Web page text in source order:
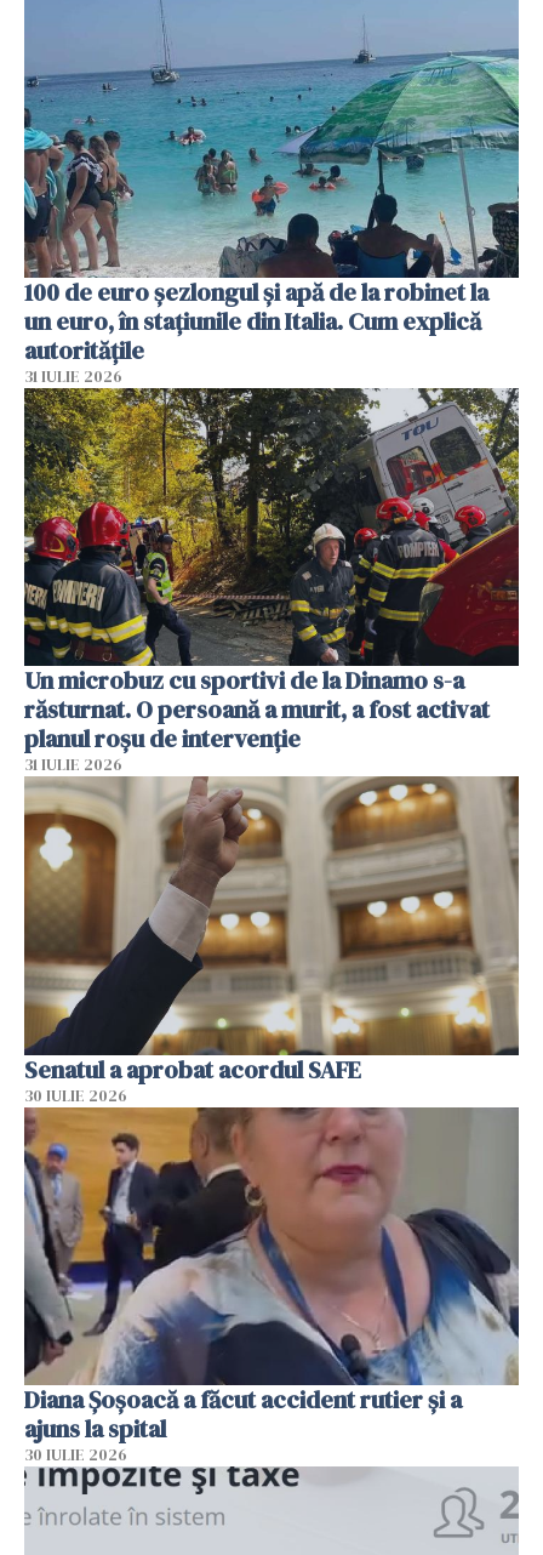
100 de euro șezlongul și apă de la robinet la
un euro, în stațiunile din Italia. Cum explică
autoritățile
31 IULIE 2026
Un microbuz cu sportivi de la Dinamo s-a
răsturnat. O persoană a murit, a fost activat
planul roșu de intervenție
31 IULIE 2026
Senatul a aprobat acordul SAFE
30 IULIE 2026
Diana Șoșoacă a făcut accident rutier și a
ajuns la spital
30 IULIE 2026